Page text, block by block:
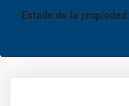
Estado de la propiedad: